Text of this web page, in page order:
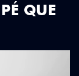
QUE